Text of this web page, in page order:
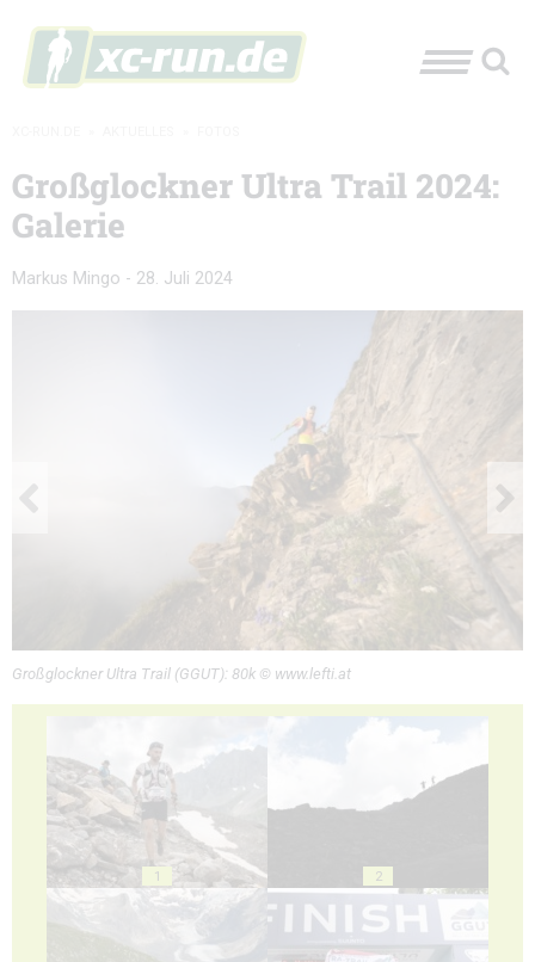
Großglockner Ultra Trail 2024:
Galerie
Markus Mingo - 28. Juli 2024
Großglockner Ultra Trail (GGUT): 80k © www.lefti.at
1 2